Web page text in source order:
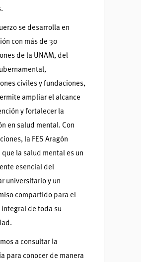
se desarrolla en
con más de 30
de la UNAM, del
civiles y fundaciones,
ampliar el alcance
y fortalecer la
en salud mental. Con
la FES Aragón
que la salud mental es un
esencial del
universitario y un
compartido para el
integral de toda su
a consultar la
para conocer de manera